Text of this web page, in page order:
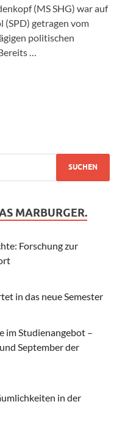
(MS SHG) war auf
(SPD) getragen vom
politischen
…
MARBURGER.
Forschung zur
in das neue Semester
im Studienangebot –
September der
in der